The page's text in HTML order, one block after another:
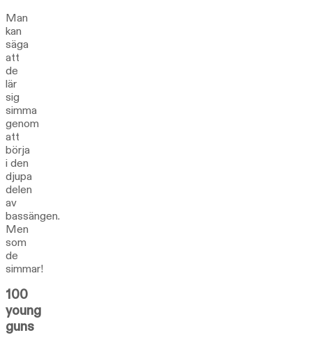
Man
kan
säga
att
de
lär
sig
simma
genom
att
börja
i den
djupa
delen
av
bassängen.
Men
som
de
simmar!
100
young
guns